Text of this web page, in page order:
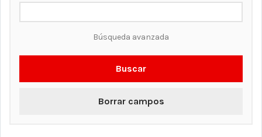
Búsqueda avanzada
Buscar
Borrar campos